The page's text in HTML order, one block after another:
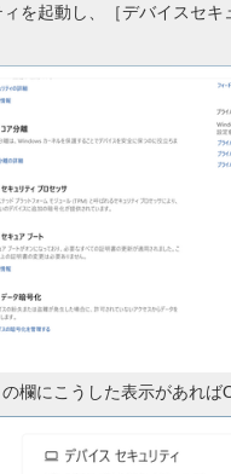
を起動し、［デバイスセキ
の欄にこうした表示があれば